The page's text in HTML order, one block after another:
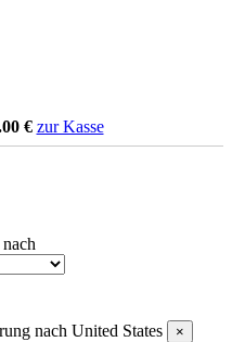
€ zur Kasse
nach United States ×